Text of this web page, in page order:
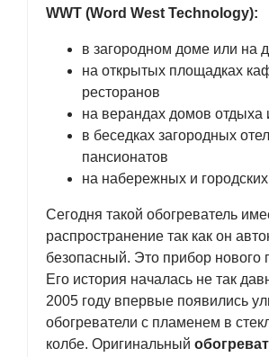
WWT (Word West Technology):
в загородном доме или на
на открытых площадках
ресторанов
на верандах домов отдыха
в беседках загородных
пансионатов
на набережных и
Сегодня такой обогреватель
распространение так как он
безопасный. Это прибор нового
Его история началась не так
2005 году впервые появились
обогреватели с пламенем в
колбе. Оригинальный